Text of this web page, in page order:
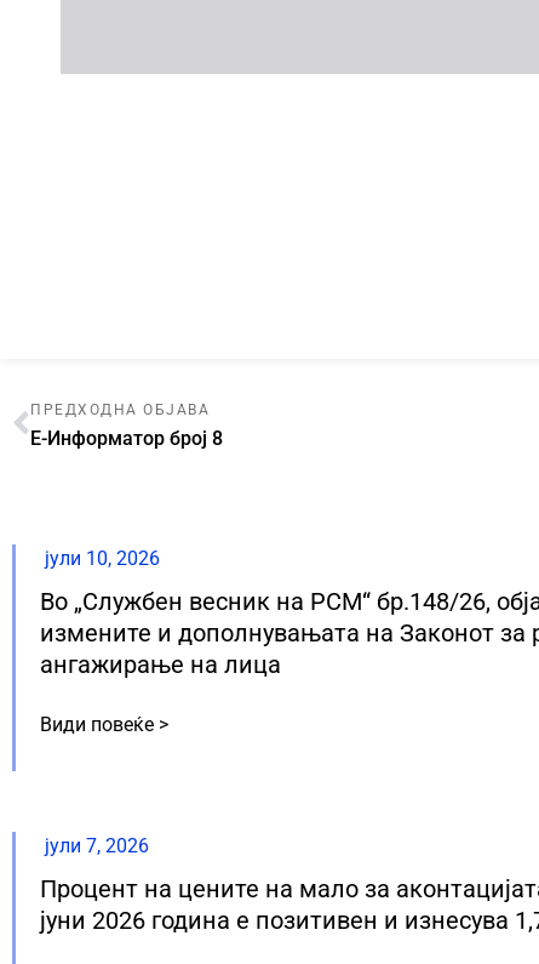
ПРЕДХОДНА ОБЈАВА
Е-Информатор број 8
јули 10, 2026
Во „Службен весник на РСМ“ бр.148/26,
измените и дополнувањата на Законот за
ангажирање на лица
Види повеќе >
јули 7, 2026
Процент на цените на мало за
јуни 2026 година е позитивен и изнесува